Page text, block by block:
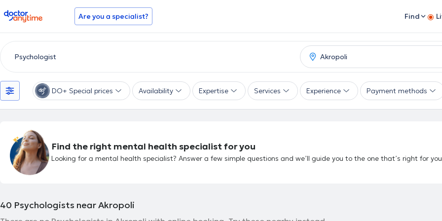
doctoranytime Are you a specialist? Find
DO+ Special prices Availability Expertise Services Experience Payment methods
Find the right mental health specialist for you
Looking for a mental health specialist? Answer a few simple questions and we’ll guide you to the one that’s right for
40 Psychologists near Akropoli